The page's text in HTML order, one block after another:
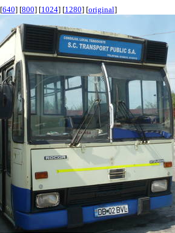
[640] [800] [1024] [1280] [original]